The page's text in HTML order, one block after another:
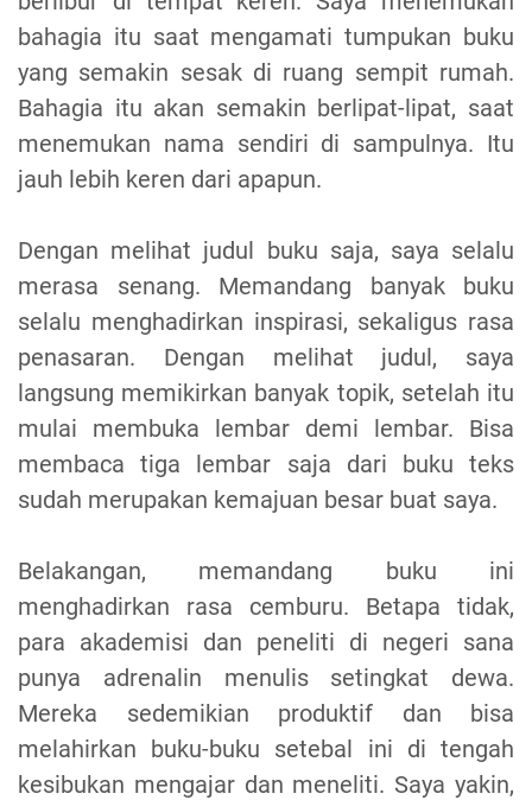
bahagia itu saat mengamati tumpukan buku
yang semakin sesak di ruang sempit rumah.
Bahagia itu akan semakin berlipat-lipat, saat
menemukan nama sendiri di sampulnya. Itu
jauh lebih keren dari apapun.
Dengan melihat judul buku saja, saya selalu
merasa senang. Memandang banyak buku
selalu menghadirkan inspirasi, sekaligus rasa
penasaran. Dengan melihat judul, saya
langsung memikirkan banyak topik, setelah itu
mulai membuka lembar demi lembar. Bisa
membaca tiga lembar saja dari buku teks
sudah merupakan kemajuan besar buat saya.
Belakangan, memandang buku ini
menghadirkan rasa cemburu. Betapa tidak,
para akademisi dan peneliti di negeri sana
punya adrenalin menulis setingkat dewa.
Mereka sedemikian produktif dan bisa
melahirkan buku-buku setebal ini di tengah
kesibukan mengajar dan meneliti. Saya yakin,